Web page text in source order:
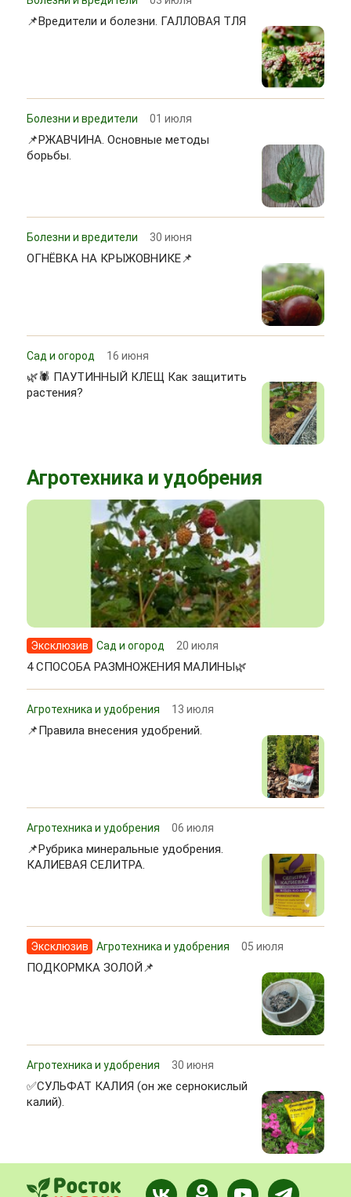
📌Вредители и болезни. ГАЛЛОВАЯ ТЛЯ
Болезни и вредители 01 июля
📌РЖАВЧИНА. Основные методы
борьбы.
Болезни и вредители 30 июня
ОГНЁВКА НА КРЫЖОВНИКЕ📌
Сад и огород 16 июня
🌿🕷 ПАУТИННЫЙ КЛЕЩ Как защитить
растения?
Агротехника и удобрения
Эксклюзив Сад и огород 20 июля
4 СПОСОБА РАЗМНОЖЕНИЯ МАЛИНЫ🌿
Агротехника и удобрения 13 июля
📌Правила внесения удобрений.
Агротехника и удобрения 06 июля
📌Рубрика минеральные удобрения.
КАЛИЕВАЯ СЕЛИТРА.
Эксклюзив Агротехника и удобрения 05 июля
ПОДКОРМКА ЗОЛОЙ📌
Агротехника и удобрения 30 июня
✅СУЛЬФАТ КАЛИЯ (он же сернокислый
калий).